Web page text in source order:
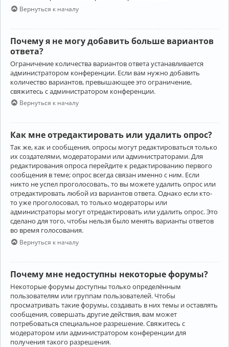
Вернуться к началу
Почему я не могу добавить больше вариантов
ответа?
Ограничение количества вариантов ответа устанавливается
администратором конференции. Если вам нужно добавить
количество вариантов, превышающее это ограничение,
свяжитесь с администратором конференции.
Вернуться к началу
Как мне отредактировать или удалить опрос?
Так же, как и сообщения, опросы могут редактироваться только
их создателями, модераторами или администраторами. Для
редактирования опроса перейдите к редактированию первого
сообщения в теме; опрос всегда связан именно с ним. Если
никто не успел проголосовать, то вы можете удалить опрос или
отредактировать любой из вариантов ответа. Однако если кто-
то уже проголосовал, то только модераторы или
администраторы могут отредактировать или удалить опрос. Это
сделано для того, чтобы нельзя было менять варианты ответов
во время голосования.
Вернуться к началу
Почему мне недоступны некоторые форумы?
Некоторые форумы доступны только определённым
пользователям или группам пользователей. Чтобы
просматривать такие форумы, создавать в них темы и оставлять
сообщения, совершать другие действия, вам может
потребоваться специальное разрешение. Свяжитесь с
модератором или администратором конференции для
получения такого разрешения.